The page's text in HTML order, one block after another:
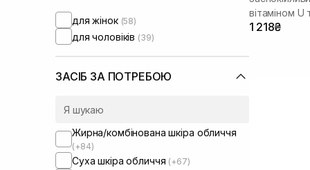
для жінок (58)
для чоловіків (39)
ЗАСІБ ЗА ПОТРЕБОЮ
Жирна/комбінована шкіра обличчя
(+84)
Суха шкіра обличчя (+67)
вітаміном
1 218₴